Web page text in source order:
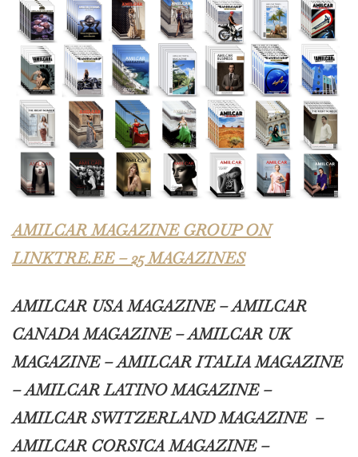
AMILCAR MAGAZINE GROUP ON
LINKTRE.EE – 25 MAGAZINES
AMILCAR USA MAGAZINE – AMILCAR
CANADA MAGAZINE – AMILCAR UK
MAGAZINE – AMILCAR ITALIA MAGAZINE
– AMILCAR LATINO MAGAZINE –
AMILCAR SWITZERLAND MAGAZINE –
AMILCAR CORSICA MAGAZINE –